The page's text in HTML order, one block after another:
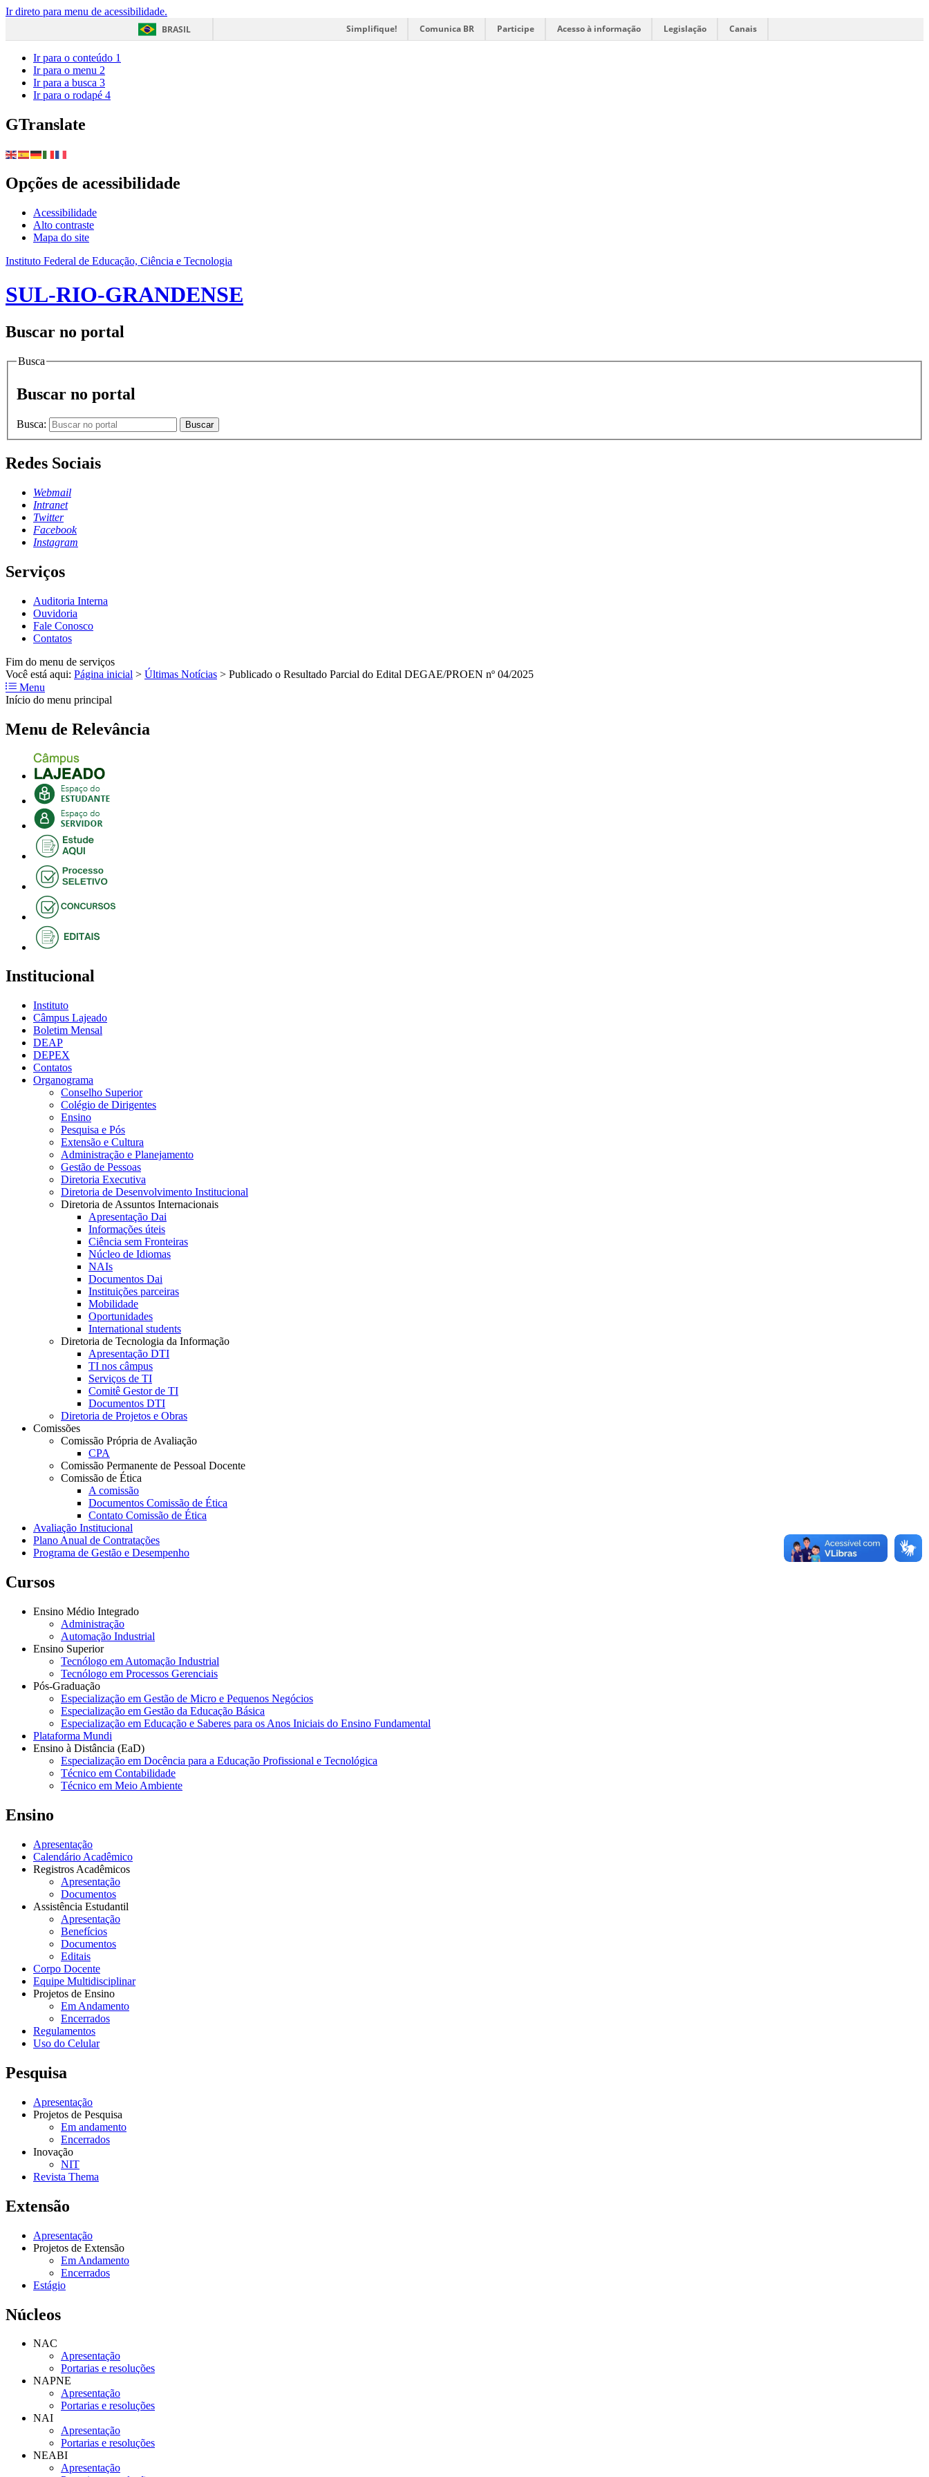
Ir direto para menu de acessibilidade.
BRASIL
Simplifique! Comunica BR Participe Acesso à informação Legislação Canais
Ir para o conteúdo 1
Ir para o menu 2
Ir para a busca 3
Ir para o rodapé 4
GTranslate
Opções de acessibilidade
Acessibilidade
Alto contraste
Mapa do site
Instituto Federal de Educação, Ciência e Tecnologia
SUL-RIO-GRANDENSE
Buscar no portal
Busca
Buscar no portal
Busca: Buscar
Redes Sociais
Webmail
Intranet
Twitter
Facebook
Instagram
Serviços
Auditoria Interna
Ouvidoria
Fale Conosco
Contatos
Fim do menu de serviços
Você está aqui: Página inicial > Últimas Notícias > Publicado o Resultado Parcial do Edital DEGAE/PROEN nº 04/2025
Menu
Início do menu principal
Menu de Relevância
Institucional
Instituto
Câmpus Lajeado
Boletim Mensal
DEAP
DEPEX
Contatos
Organograma
Conselho Superior
Colégio de Dirigentes
Ensino
Pesquisa e Pós
Extensão e Cultura
Administração e Planejamento
Gestão de Pessoas
Diretoria Executiva
Diretoria de Desenvolvimento Institucional
Diretoria de Assuntos Internacionais
Apresentação Dai
Informações úteis
Ciência sem Fronteiras
Núcleo de Idiomas
NAIs
Documentos Dai
Instituições parceiras
Mobilidade
Oportunidades
International students
Diretoria de Tecnologia da Informação
Apresentação DTI
TI nos câmpus
Serviços de TI
Comitê Gestor de TI
Documentos DTI
Diretoria de Projetos e Obras
Comissões
Comissão Própria de Avaliação
CPA
Comissão Permanente de Pessoal Docente
Comissão de Ética
A comissão
Documentos Comissão de Ética
Contato Comissão de Ética
Avaliação Institucional
Plano Anual de Contratações
Programa de Gestão e Desempenho
Cursos
Ensino Médio Integrado
Administração
Automação Industrial
Ensino Superior
Tecnólogo em Automação Industrial
Tecnólogo em Processos Gerenciais
Pós-Graduação
Especialização em Gestão de Micro e Pequenos Negócios
Especialização em Gestão da Educação Básica
Especialização em Educação e Saberes para os Anos Iniciais do Ensino Fundamental
Plataforma Mundi
Ensino à Distância (EaD)
Especialização em Docência para a Educação Profissional e Tecnológica
Técnico em Contabilidade
Técnico em Meio Ambiente
Ensino
Apresentação
Calendário Acadêmico
Registros Acadêmicos
Apresentação
Documentos
Assistência Estudantil
Apresentação
Benefícios
Documentos
Editais
Corpo Docente
Equipe Multidisciplinar
Projetos de Ensino
Em Andamento
Encerrados
Regulamentos
Uso do Celular
Pesquisa
Apresentação
Projetos de Pesquisa
Em andamento
Encerrados
Inovação
NIT
Revista Thema
Extensão
Apresentação
Projetos de Extensão
Em Andamento
Encerrados
Estágio
Núcleos
NAC
Apresentação
Portarias e resoluções
NAPNE
Apresentação
Portarias e resoluções
NAI
Apresentação
Portarias e resoluções
NEABI
Apresentação